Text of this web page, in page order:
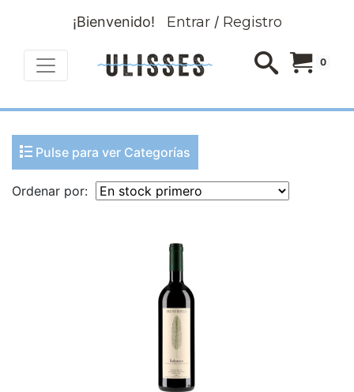
¡Bienvenido! Entrar/ Registro
0
Pulse para ver Categorías
Ordenar por: